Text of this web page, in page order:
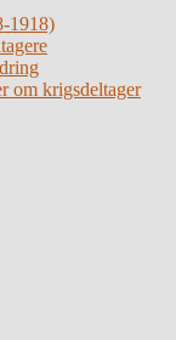
1918)
om krigsdeltager